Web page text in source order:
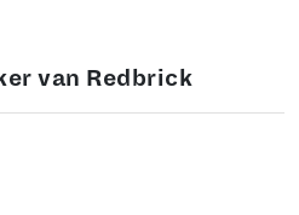
van Redbrick